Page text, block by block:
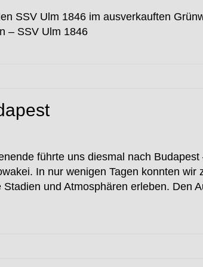
SSV Ulm 1846 im ausverkauften
– SSV Ulm 1846
führte uns diesmal nach Budapest
In nur wenigen Tagen konnten wir
und Atmosphären erleben. Den